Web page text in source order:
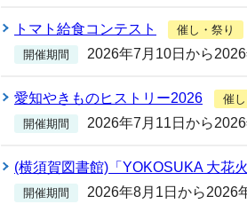
トマト給食コンテスト
催し・祭り
開催期間
2026年7月10日から
愛知やきものヒストリー2026
催
開催期間
2026年7月11日から
(横須賀図書館)「YOKOSUKA 大花
開催期間
2026年8月1日から2026